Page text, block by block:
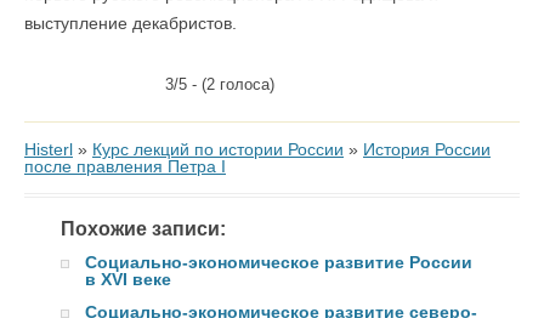
выступление декабристов.
3/5 - (2 голоса)
Histerl » Курс лекций по истории России » История России
после правления Петра I
Похожие записи:
Социально-экономическое развитие России
в XVI веке
Социально-экономическое развитие северо-